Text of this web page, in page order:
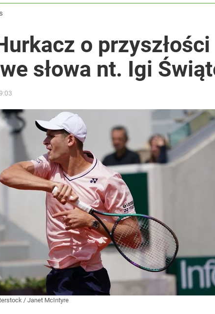
o
słowa nt. Igi
/ Janet McIntyre